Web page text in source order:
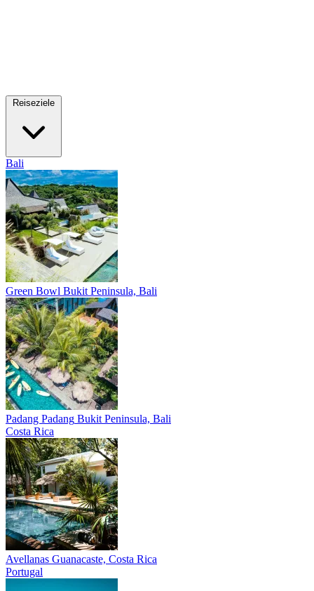
Bali
Green Bowl Bukit Peninsula, Bali
Padang Padang Bukit Peninsula, Bali
Costa Rica
Avellanas Guanacaste, Costa Rica
Portugal